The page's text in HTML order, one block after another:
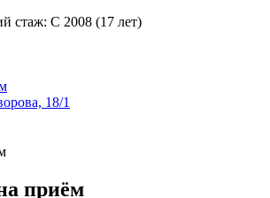
стаж: С 2008 (17 лет)
18/1
приём